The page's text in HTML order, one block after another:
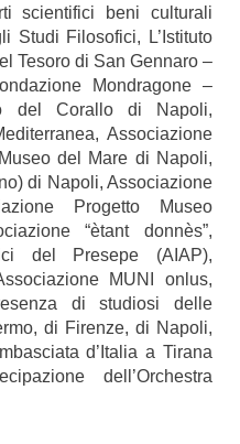
scientifici beni culturali
Studi Filosofici, L’Istituto
Tesoro di San Gennaro –
Mondragone –
del Corallo di Napoli,
Associazione
del Mare di Napoli,
di Napoli, Associazione
Progetto Museo
“ètant donnès”,
del Presepe (AIAP),
MUNI onlus,
di studiosi delle
di Firenze, di Napoli,
d’Italia a Tirana
dell’Orchestra